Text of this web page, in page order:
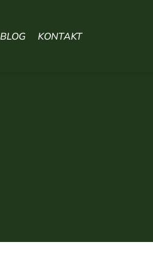
BLOG KONTAKT